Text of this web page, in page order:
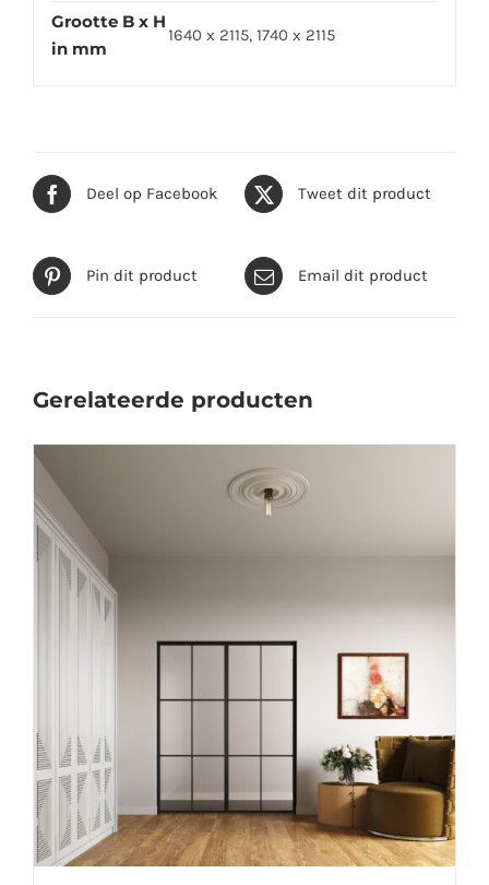
Grootte B x H
in mm
1640 x 2115, 1740 x 2115
Deel op Facebook Tweet dit product
Pin dit product Email dit product
Gerelateerde producten